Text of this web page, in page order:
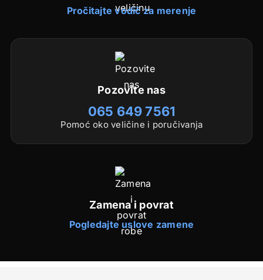
Pročitajte vodič za merenje
Pozovite nas
065 649 7561
Pomoć oko veličine i poručivanja
Zamena i povrat
Pogledajte uslove zamene